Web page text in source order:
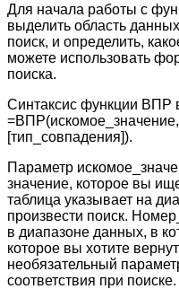
Для начала работы с
выделить область
поиск, и определить,
можете использовать
поиска.
Синтаксис функции ВПР
[тип_совпадения]).
Параметр
значение, которое вы
таблица указывает на
произвести поиск.
в диапазоне данных, в
которое вы хотите
необязательный
соответствия при поиске.